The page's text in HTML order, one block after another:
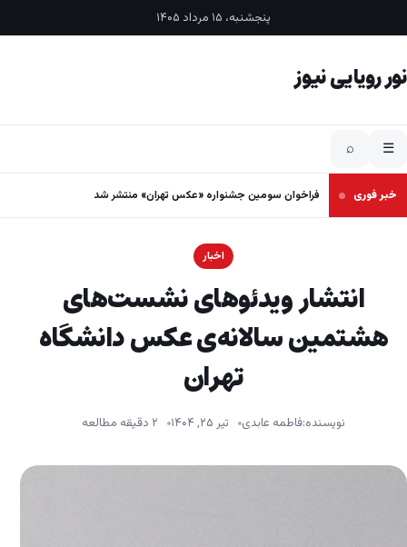
پنجشنبه، ۱۵ مرداد ۱۴۰۵
نور رویایی نیوز
☰
⌕
خبر فوری فراخوان سومین جشنواره «عکس تهران» منتشر شد
اخبار
انتشار ویدئوهای نشست‌های
هشتمین سالانه‌ی عکس دانشگاه
تهران
نویسنده:فاطمه عابدی تیر ۲۵, ۱۴۰۴ ۲ دقیقه مطالعه